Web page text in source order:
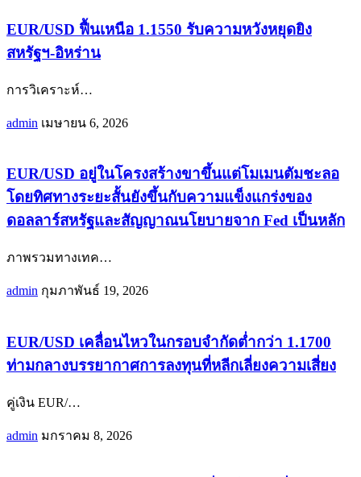
EUR/USD ฟื้นเหนือ 1.1550 รับความหวังหยุดยิง
สหรัฐฯ-อิหร่าน
การวิเคราะห์…
admin เมษายน 6, 2026
EUR/USD อยู่ในโครงสร้างขาขึ้นแต่โมเมนตัมชะลอ
โดยทิศทางระยะสั้นยังขึ้นกับความแข็งแกร่งของ
ดอลลาร์สหรัฐและสัญญาณนโยบายจาก Fed เป็นหลัก
ภาพรวมทางเทค…
admin กุมภาพันธ์ 19, 2026
EUR/USD เคลื่อนไหวในกรอบจำกัดต่ำกว่า 1.1700
ท่ามกลางบรรยากาศการลงทุนที่หลีกเลี่ยงความเสี่ยง
คู่เงิน EUR/…
admin มกราคม 8, 2026